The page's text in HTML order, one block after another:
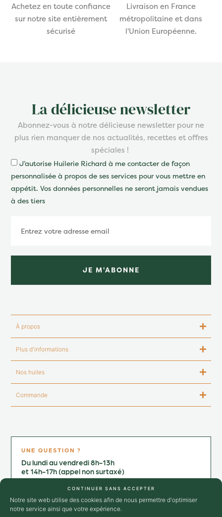
Notre site web utilise des cookies afin de nous permettre d'optimiser
notre service ainsi que votre expérience.
CONTINUER SANS ACCEPTER
Achetez en toute confiance
sur notre site entièrement
sécurisé
Livraison en France
métropolitaine et dans
l'Union Européenne.
La délicieuse newsletter
Abonnez-vous à notre délicieuse newsletter pour ne
plus rien manquer de nos actualités, recettes et offres
spéciales !
J’autorise Huilerie Richard à me contacter de façon
personnalisée à propos de ses services pour vous mettre en
appétit. Vos données personnelles ne seront jamais vendues
à des tiers
JE M'ABONNE
À propos
Plus d'informations
Nos huiles
Commande
UNE QUESTION ?
Du lundi au vendredi 8h-13h
et 14h-17h (appel non surtaxé)
+33 4 75 25 02 64
→ Nous contacter